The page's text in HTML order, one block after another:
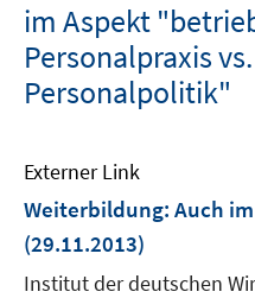
im Aspekt
Personalpraxis
Personalpolitik"
Externer Link
Weiterbildung: Auch
(29.11.2013)
Institut der deutschen